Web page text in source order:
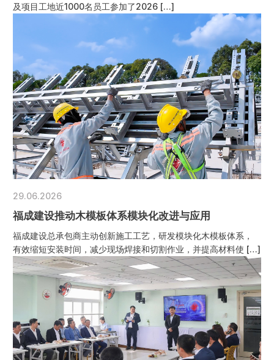
及项目工地近1000名员工参加了2026 […]
29.06.2026
福成建设推动木模板体系模块化改进与应用
福成建设总承包商主动创新施工工艺，研发模块化木模板体系，
有效缩短安装时间，减少现场焊接和切割作业，并提高材料使 […]